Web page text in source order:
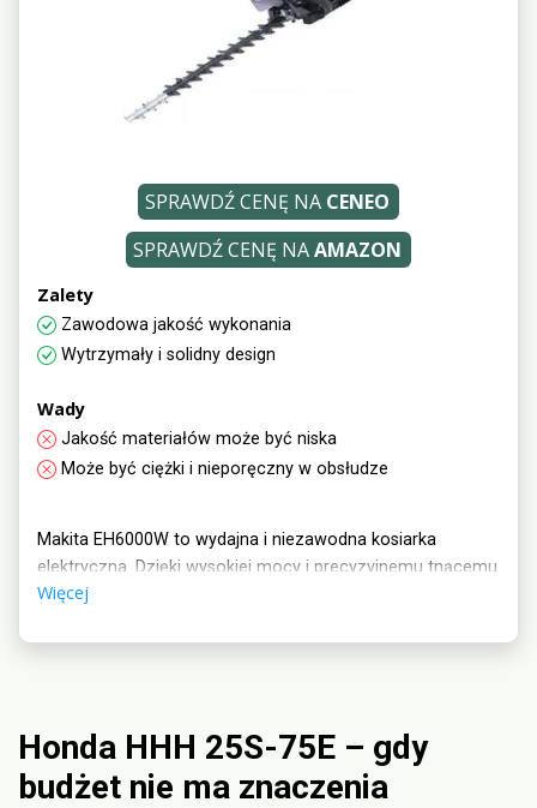
Zalety
Zawodowa jakość wykonania
Wytrzymały i solidny design
Wady
Jakość materiałów może być niska
Może być ciężki i nieporęczny w obsłudze
Makita EH6000W to wydajna i niezawodna kosiarka
elektryczna. Dzięki wysokiej mocy i precyzyjnemu tnącemu
ostrzu zapewnia szybkie i skuteczne koszenie trawy.
Więcej
SPRAWDŹ CENĘ NA CENEO
SPRAWDŹ CENĘ NAAMAZON
Honda HHH 25S-75E – gdy
budżet nie ma znaczenia